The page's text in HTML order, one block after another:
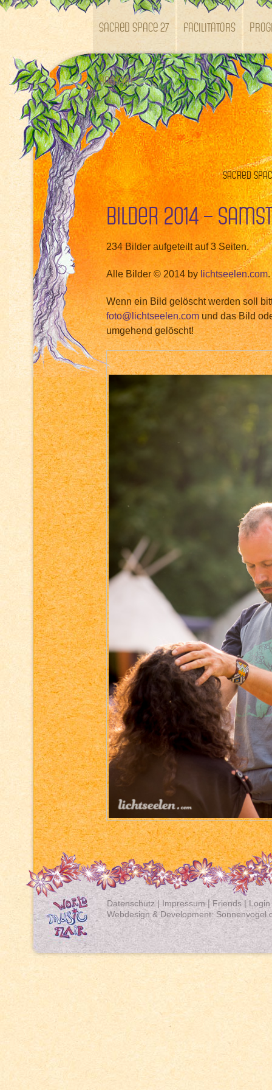
SACRED SPACE 27 Facilitators
Kontakt
Sacred
Bilder 2014 –
234 Bilder aufgeteilt auf 3 Seiten.
Alle Bilder © 2014 by lichtseelen.com.
Wenn ein Bild gelöscht werden soll
foto@lichtseelen.comund das Bild
umgehend gelöscht!
Datenschutz | Impressum|Friends|Login
Webdesign & Development: